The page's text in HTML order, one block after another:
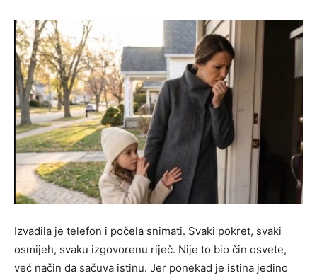
Izvadila je telefon i počela snimati. Svaki pokret, svaki
osmijeh, svaku izgovorenu riječ. Nije to bio čin osvete,
već način da sačuva istinu. Jer ponekad je istina jedino